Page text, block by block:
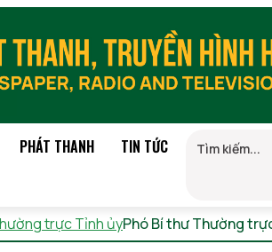
PHÁT THANH TIN TỨC
trực Tỉnh ủyPhó Bí thư Thường